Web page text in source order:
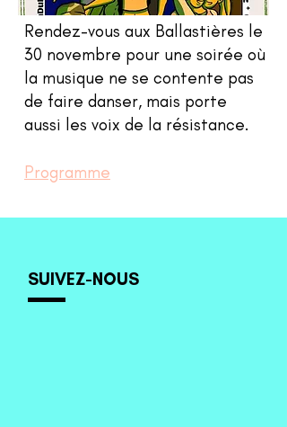
Rendez-vous aux Ballastières le
30 novembre pour une soirée où
la musique ne se contente pas
de faire danser, mais porte
aussi les voix de la résistance.
Programme
SUIVEZ-NOUS